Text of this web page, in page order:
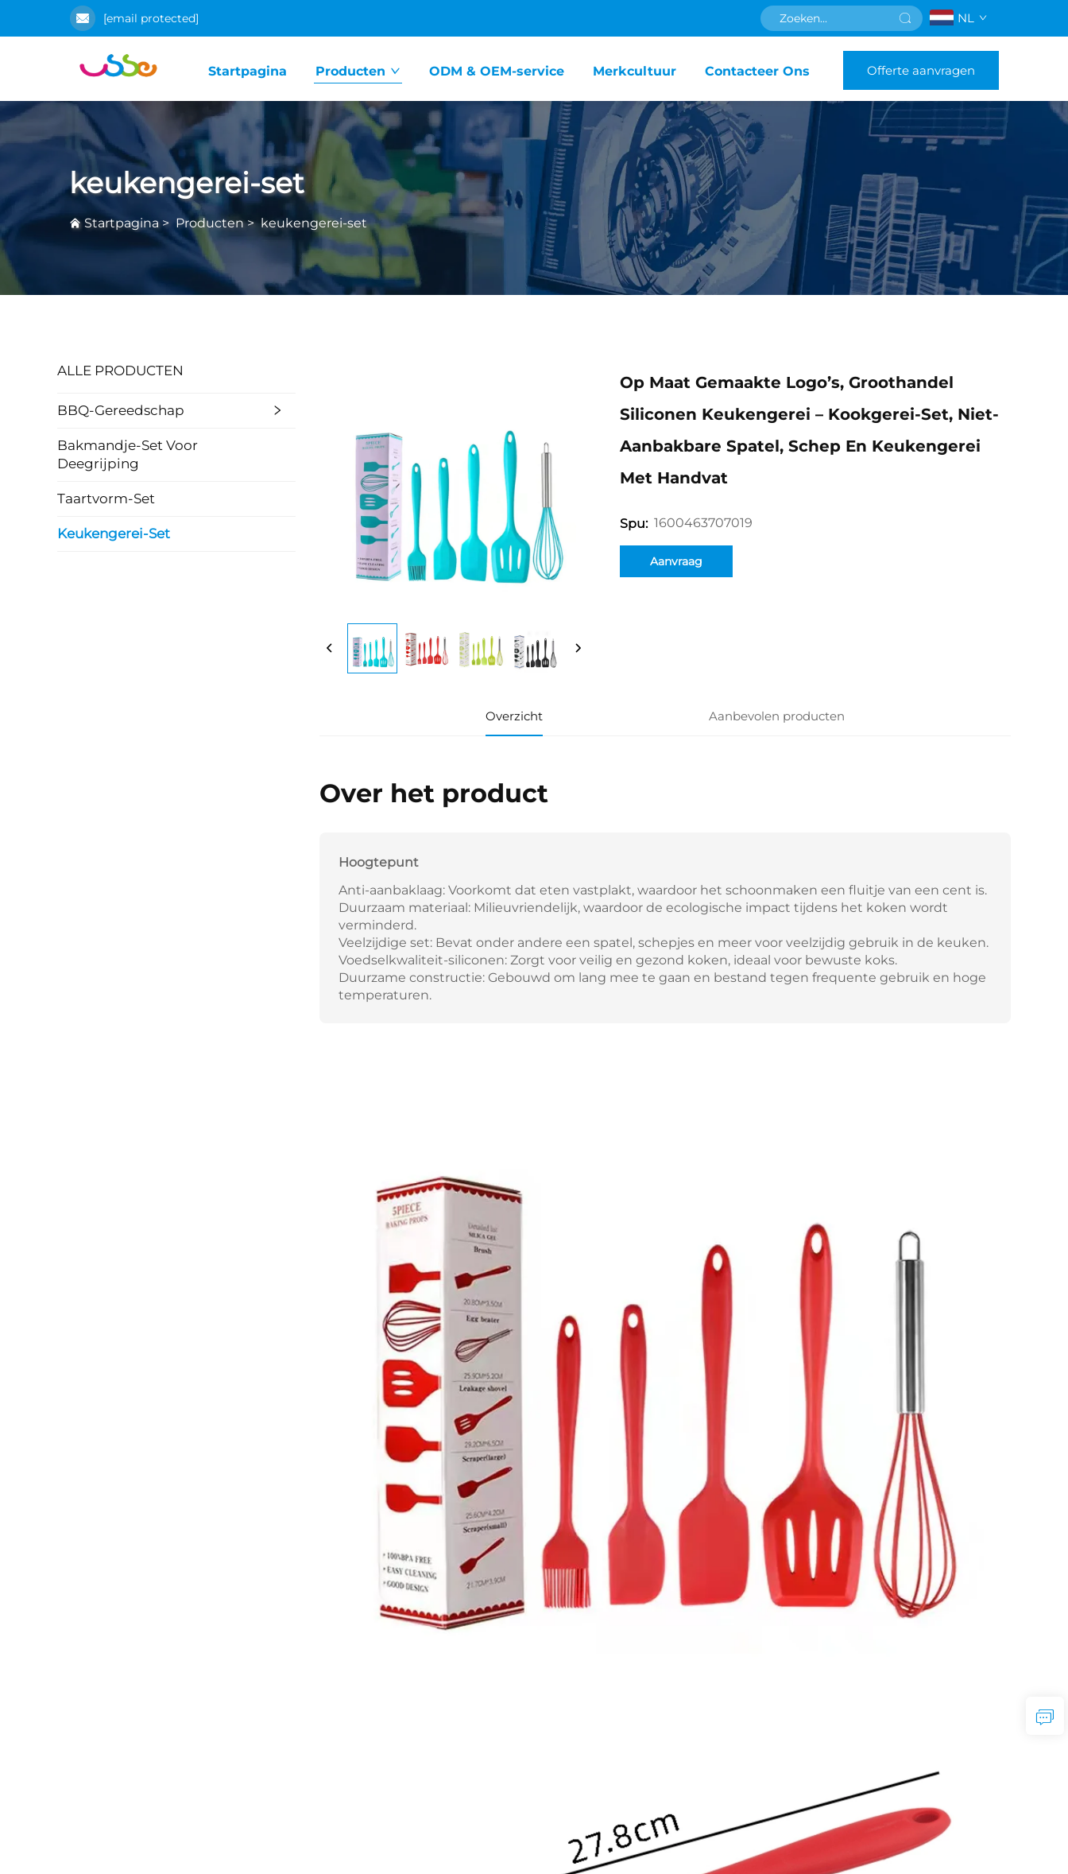
[email protected] NL
Startpagina Producten ODM & OEM-service Merkcultuur Contacteer Ons Offerte aanvragen
keukengerei-set
Startpagina > Producten> keukengerei-set
ALLE PRODUCTEN
BBQ-Gereedschap
Bakmandje-Set Voor
Deegrijping
Taartvorm-Set
Keukengerei-Set
Op Maat Gemaakte Logo’s, Groothandel
Siliconen Keukengerei – Kookgerei-Set, Niet-
Aanbakbare Spatel, Schep En Keukengerei
Met Handvat
Spu: 1600463707019
Aanvraag
Overzicht Aanbevolen producten
Over het product
Hoogtepunt
Anti-aanbaklaag: Voorkomt dat eten vastplakt, waardoor het schoonmaken een fluitje van een cent is.
Duurzaam materiaal: Milieuvriendelijk, waardoor de ecologische impact tijdens het koken wordt
verminderd.
Veelzijdige set: Bevat onder andere een spatel, schepjes en meer voor veelzijdig gebruik in de keuken.
Voedselkwaliteit-siliconen: Zorgt voor veilig en gezond koken, ideaal voor bewuste koks.
Duurzame constructie: Gebouwd om lang mee te gaan en bestand tegen frequente gebruik en hoge
temperaturen.